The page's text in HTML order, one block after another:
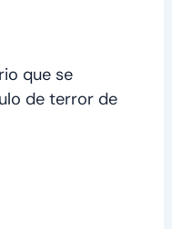
que se
de terror de